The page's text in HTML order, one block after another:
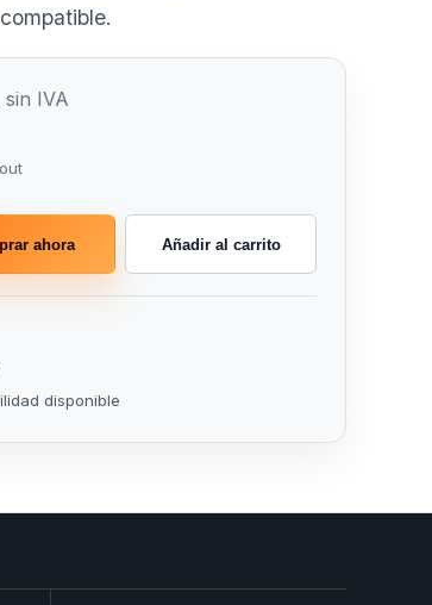
IVA
ahora Añadir al carrito
disponible